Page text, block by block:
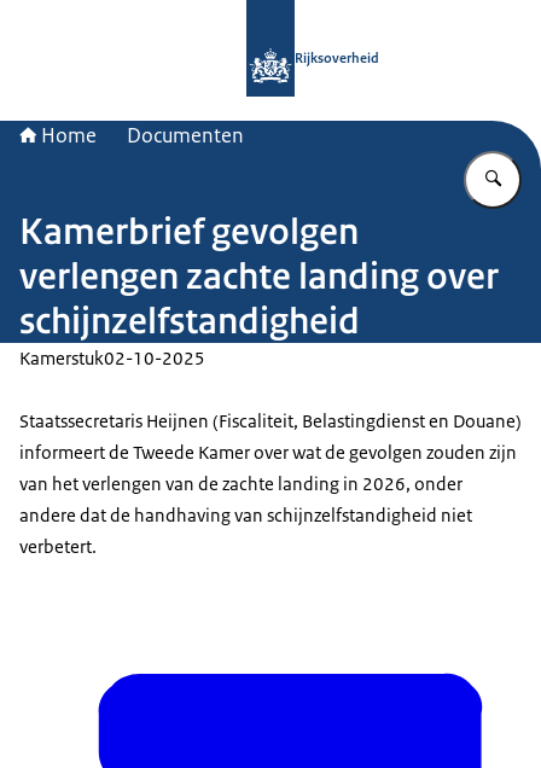
Rijksoverheid
Home Documenten
Kamerbrief gevolgen
verlengen zachte landing over
schijnzelfstandigheid
Kamerstuk02-10-2025
Staatssecretaris Heijnen (Fiscaliteit, Belastingdienst en Douane)
informeert de Tweede Kamer over wat de gevolgen zouden zijn
van het verlengen van de zachte landing in 2026, onder
andere dat de handhaving van schijnzelfstandigheid niet
verbetert.